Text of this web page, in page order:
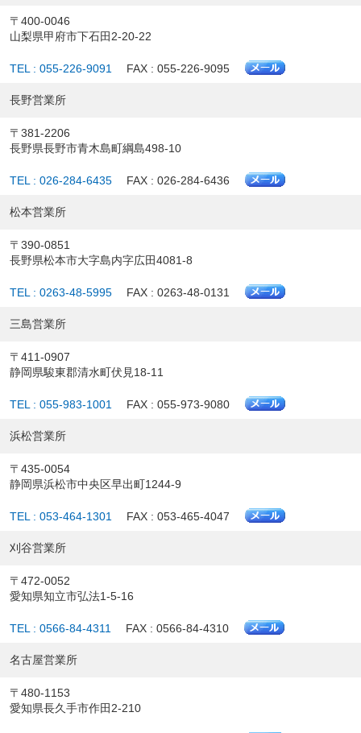
〒400-0046
山梨県甲府市下石田2-20-22
TEL : 055-226-9091 FAX : 055-226-9095
長野営業所
〒381-2206
長野県長野市青木島町綱島498-10
TEL : 026-284-6435 FAX : 026-284-6436
松本営業所
〒390-0851
長野県松本市大字島内字広田4081-8
TEL : 0263-48-5995 FAX : 0263-48-0131
三島営業所
〒411-0907
静岡県駿東郡清水町伏見18-11
TEL : 055-983-1001 FAX : 055-973-9080
浜松営業所
〒435-0054
静岡県浜松市中央区早出町1244-9
TEL : 053-464-1301 FAX : 053-465-4047
刈谷営業所
〒472-0052
愛知県知立市弘法1-5-16
TEL : 0566-84-4311 FAX : 0566-84-4310
名古屋営業所
〒480-1153
愛知県長久手市作田2-210